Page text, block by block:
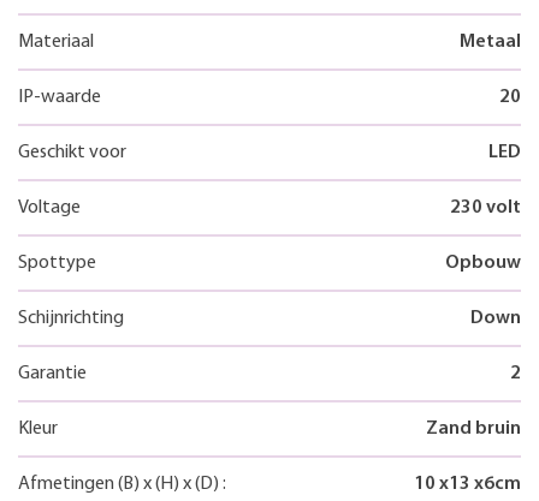
Materiaal Metaal
IP-waarde 20
Geschikt voor LED
Voltage 230 volt
Spottype Opbouw
Schijnrichting Down
Garantie 2
Kleur Zand bruin
Afmetingen (B) x(H) x(D) : 10 x13 x6cm